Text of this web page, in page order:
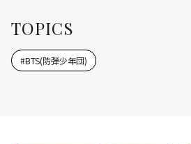
TOPICS
#BTS(防弾少年団)